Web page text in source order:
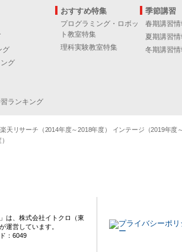
グ
グ
ランキング
おすすめ特集
プログラミング・ロボッ
ト教室特集
理科実験教室特集
季節講習
春期講習
夏期講習
冬期講習
リサーチ（2014年度～2018年度） インテージ（2019年度
」は、株式会社イトクロ（東
運営しています。
：6049